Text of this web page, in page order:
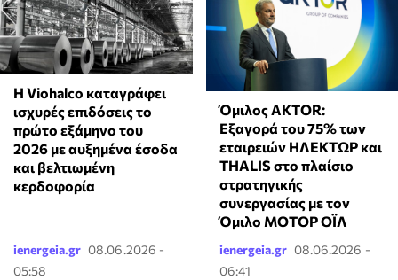
Η Viohalco καταγράφει
ισχυρές επιδόσεις το
πρώτο εξάμηνο του
2026 με αυξημένα έσοδα
και βελτιωμένη
κερδοφορία
ienergeia.gr 08.06.2026 -
05:58
Όμιλος AKTOR:
Εξαγορά του 75% των
εταιρειών ΗΛΕΚΤΩΡ και
THALIS στο πλαίσιο
στρατηγικής
συνεργασίας με τον
Όμιλο ΜΟΤΟΡ ΟΪΛ
ienergeia.gr 08.06.2026 -
06:41